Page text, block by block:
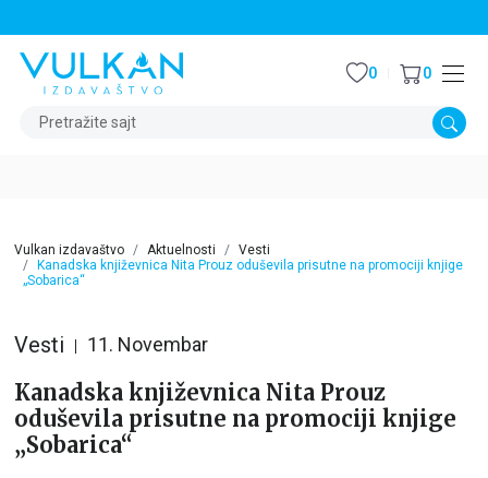
Pretražite sajt
0 0
Vulkan izdavaštvo Aktuelnosti
Vesti
Kanadska književnica Nita Prouz oduševila prisutne na promociji knjige
„Sobarica“
Vesti 11. Novembar
Kanadska književnica Nita Prouz
oduševila prisutne na promociji knjige
„Sobarica“